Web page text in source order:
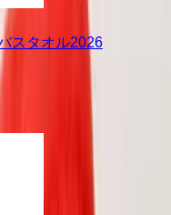
タオル2026